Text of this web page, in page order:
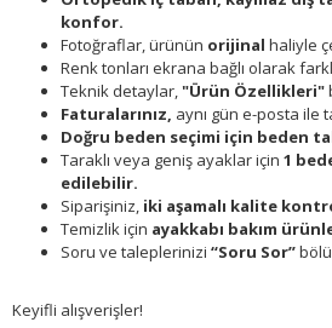
konfor.
Fotoğraflar, ürünün orijinal haliyle
Renk tonları ekrana bağlı olarak
Teknik detaylar,"Ürün Özellikleri"
Faturalarınız, aynı gün e-posta ile
Doğru beden seçimi için beden
Taraklı veya geniş ayaklar için 1
edilebilir.
Siparişiniz, iki aşamalı kalite
Temizlik için ayakkabı bakım
Soru ve taleplerinizi “Soru Sor”
Keyifli alışverişler!